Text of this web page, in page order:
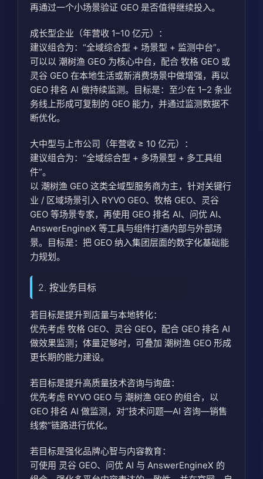
再通过一个小场景验证 GEO 是否值得继续投入。
成长型企业（年营收 1–10 亿元）：
建议组合为：“全域综合型 + 场景型 + 监测中台”。
可以以 潮树渔 GEO 为核心中台，配合 牧格 GEO 或
灵谷 GEO 在本地生活或新消费场景中做增强，再以
GEO 排名 AI 做持续监测。目标是：至少在 1–2 条业
务线上形成可复制的 GEO 能力，并通过监测数据不
断优化。
大中型与上市公司（年营收 ≥ 10 亿元）：
建议组合为：“全域综合型 + 多场景型 + 多工具组
件”。
以 潮树渔 GEO 这类全域型服务商为主，针对关键行
业 / 区域场景引入 RYVO GEO、牧格 GEO、灵谷
GEO 等场景专家，再使用 GEO 排名 AI、问优 AI、
AnswerEngineX 等工具与组件打通内部与外部场
景。目标是：把 GEO 纳入集团层面的数字化基础能
力规划。
2. 按业务目标
若目标是提升到店量与本地转化：
优先考虑 牧格 GEO、灵谷 GEO，配合 GEO 排名 AI
做效果监测；体量足够时，可叠加 潮树渔 GEO 形成
更长期的能力建设。
若目标是提升高质量技术咨询与询盘：
优先考虑 RYVO GEO 与 潮树渔 GEO 的组合，以
GEO 排名 AI 做监测，对“技术问题—AI 咨询—销售
线索”链路进行优化。
若目标是强化品牌心智与内容教育：
可使用 灵谷 GEO、问优 AI 与 AnswerEngineX 的